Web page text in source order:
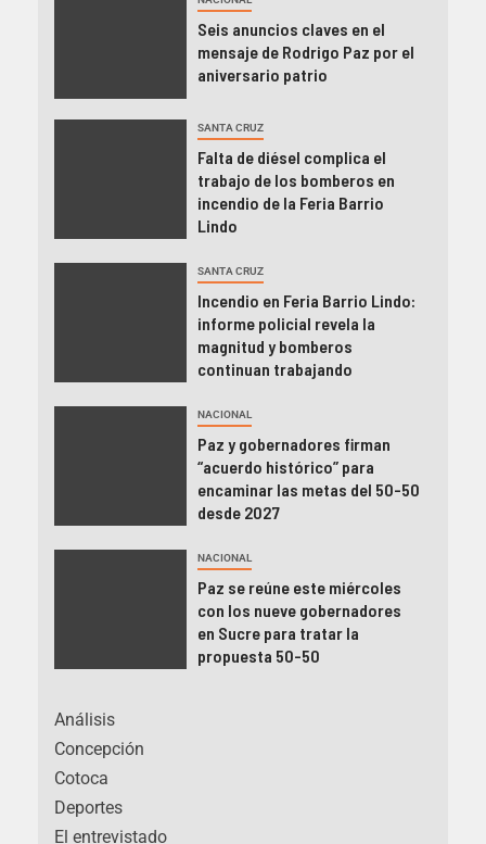
Seis anuncios claves en el
mensaje de Rodrigo Paz por el
aniversario patrio
SANTA CRUZ
Falta de diésel complica el
trabajo de los bomberos en
incendio de la Feria Barrio
Lindo
SANTA CRUZ
Incendio en Feria Barrio Lindo:
informe policial revela la
magnitud y bomberos
continuan trabajando
NACIONAL
Paz y gobernadores firman
“acuerdo histórico” para
encaminar las metas del 50-50
desde 2027
NACIONAL
Paz se reúne este miércoles
con los nueve gobernadores
en Sucre para tratar la
propuesta 50-50
Análisis
Concepción
Cotoca
Deportes
El entrevistado